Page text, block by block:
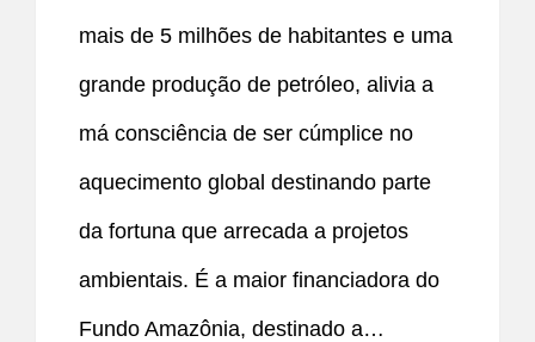
mais de 5 milhões de habitantes e uma
grande produção de petróleo, alivia a
má consciência de ser cúmplice no
aquecimento global destinando parte
da fortuna que arrecada a projetos
ambientais. É a maior financiadora do
Fundo Amazônia, destinado a…